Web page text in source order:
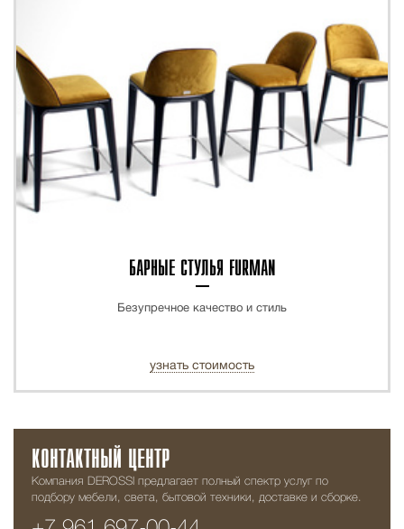
БАРНЫЕ СТУЛЬЯ FURMAN
Безупречное качество и стиль
узнать стоимость
КОНТАКТНЫЙ ЦЕНТР
Компания DEROSSI предлагает полный спектр услуг по
подбору мебели, света, бытовой техники, доставке и сборке.